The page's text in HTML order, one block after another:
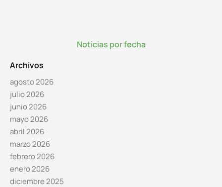
Noticias por fecha
Archivos
agosto 2026
julio 2026
junio 2026
mayo 2026
abril 2026
marzo 2026
febrero 2026
enero 2026
diciembre 2025